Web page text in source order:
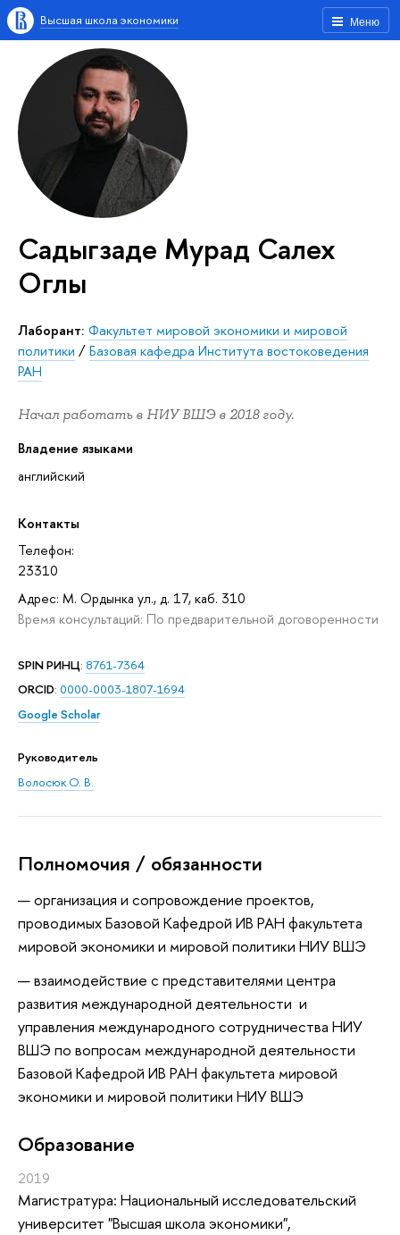
Меню
Высшая школа экономики
Садыгзаде Мурад Салех
Оглы
Лаборант: Факультет мировой экономики и мировой
политики /Базовая кафедра Института востоковедения
РАН
Начал работать в НИУ ВШЭ в 2018 году.
Владение языками
английский
Контакты
Телефон:
23310
Адрес: М. Ордынка ул., д. 17, каб. 310
Время консультаций: По предварительной договоренности
SPIN РИНЦ: 8761-7364
ORCID: 0000-0003-1807-1694
Google Scholar
Руководитель
Волосюк О. В.
Полномочия / обязанности
организация и сопровождение проектов,
проводимых Базовой Кафедрой ИВ РАН факультета
мировой экономики и мировой политики НИУ ВШЭ
взаимодействие с представителями центра
развития международной деятельности и
управления международного сотрудничества НИУ
ВШЭ по вопросам международной деятельности
Базовой Кафедрой ИВ РАН факультета мировой
экономики и мировой политики НИУ ВШЭ
Oбразование
2019
Магистратура: Национальный исследовательский
университет "Высшая школа экономики",